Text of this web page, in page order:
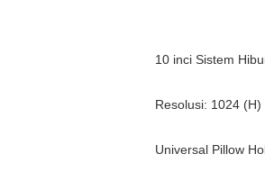
10 inci Sistem
Resolusi: 1024 (H)
Universal Pillow